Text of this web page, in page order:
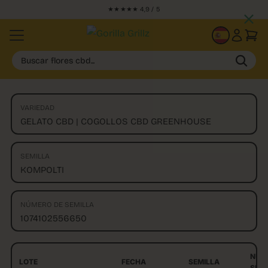
★★★★★ 4,9 / 5
ES
Buscar flores cbd...
VARIEDAD
GELATO CBD | COGOLLOS CBD GREENHOUSE
SEMILLA
KOMPOLTI
NÚMERO DE SEMILLA
1074102556650
LOTE FECHA SEMILLA